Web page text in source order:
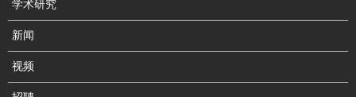
学术研究
新闻
视频